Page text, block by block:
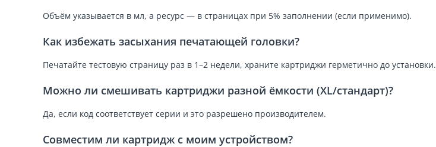
Объём указывается в мл, а ресурс — в страницах при 5% заполнении (если применимо).
Как избежать засыхания печатающей головки?
Печатайте тестовую страницу раз в 1–2 недели, храните картриджи герметично до установки.
Можно ли смешивать картриджи разной ёмкости (XL/стандарт)?
Да, если код соответствует серии и это разрешено производителем.
Совместим ли картридж с моим устройством?